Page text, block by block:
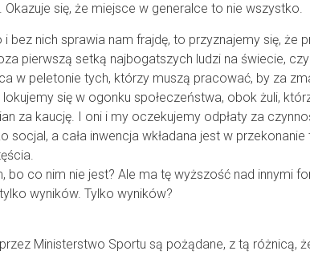
się, że miejsce w generalce to nie wszystko.
bez nich sprawia nam frajdę, to przyznajemy się, że
pierwszą setką najbogatszych ludzi na świecie,
w peletonie tych, którzy muszą pracować, by za
się w ogonku społeczeństwa, obok żuli,
za kaucję. I oni i my oczekujemy odpłaty za
a cała inwencja wkładana jest w
co nim nie jest? Ale ma tę wyższość nad innymi
wyników. Tylko wyników?
Ministerstwo Sportu są pożądane, z tą różnicą,